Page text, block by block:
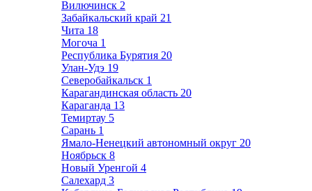
Вилючинск 2
Забайкальский край 21
Чита 18
Могоча 1
Республика Бурятия 20
Улан-Удэ 19
Северобайкальск 1
Карагандинская область 20
Караганда 13
Темиртау 5
Сарань 1
Ямало-Ненецкий автономный округ 20
Ноябрьск 8
Новый Уренгой 4
Салехард 3